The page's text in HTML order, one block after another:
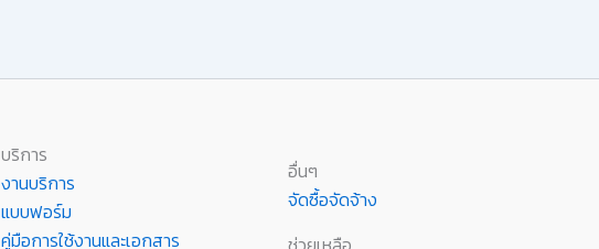
บริการ
งานบริการ
แบบฟอร์ม
คู่มือการใช้งานและเอกสาร
อื่นๆ
จัดซื้อจัดจ้าง